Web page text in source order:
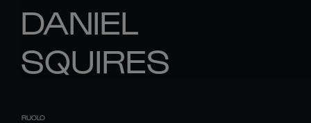
DANIEL
SQUIRES
RUOLO